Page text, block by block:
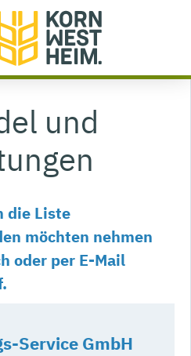
und
die Liste
möchten nehmen
oder per E-Mail
Service GmbH